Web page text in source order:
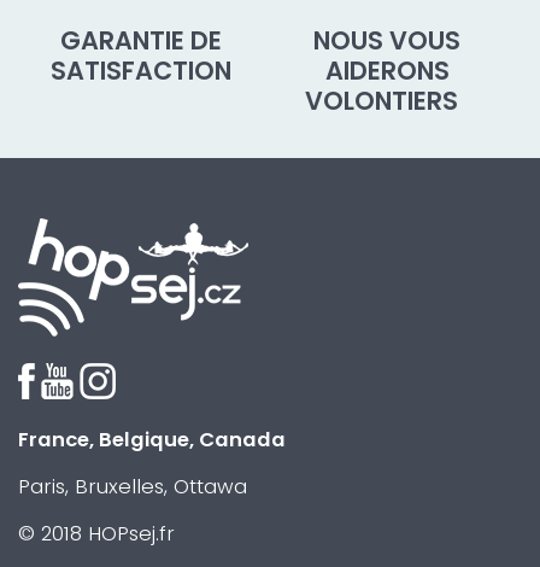
GARANTIE DE
SATISFACTION
NOUS VOUS
AIDERONS
VOLONTIERS
France, Belgique, Canada
Paris, Bruxelles, Ottawa
© 2018 HOPsej.fr